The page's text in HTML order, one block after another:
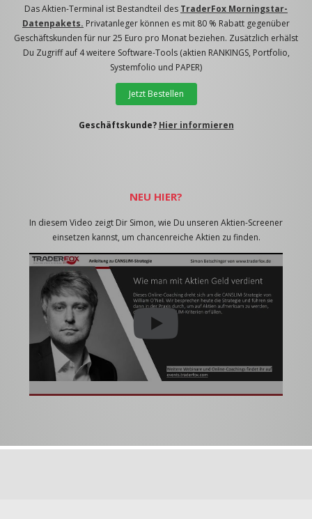
Das Aktien-Terminal ist Bestandteil des TraderFox Morningstar-
Datenpakets. Privatanleger können es mit 80 % Rabatt gegenüber
Geschäftskunden für nur 25 Euro pro Monat beziehen. Zusätzlich erhälst
Du Zugriff auf 4 weitere Software-Tools (aktien RANKINGS, Portfolio,
Systemfolio und PAPER)
Jetzt Bestellen
Geschäftskunde? Hier informieren
NEU HIER?
In diesem Video zeigt Dir Simon, wie Du unseren Aktien-Screener
einsetzen kannst, um chancenreiche Aktien zu finden.